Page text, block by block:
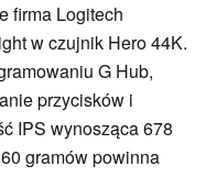
firma Logitech
w czujnik Hero 44K.
G Hub,
przycisków i
IPS wynosząca 678
gramów powinna